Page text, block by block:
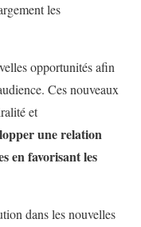
les
opportunités afin
Ces nouveaux
et
une relation
en favorisant les
dans les nouvelles